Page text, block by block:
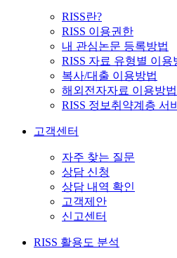
RISS란?
RISS 이용권한
내 관심논문 등록방법
RISS 자료 유형별 이용
복사/대출 이용방법
해외전자자료 이용방법
RISS 정보취약계층 서
고객센터
자주 찾는 질문
상담 신청
상담 내역 확인
고객제안
신고센터
RISS 활용도 분석